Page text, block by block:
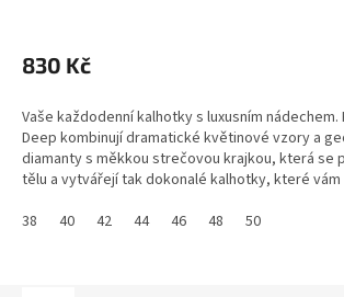
830 Kč
Vaše každodenní kalhotky s luxusním nádechem.
Deep kombinují dramatické květinové vzory a
diamanty s měkkou strečovou krajkou, která se
tělu a vytvářejí tak dokonalé kalhotky, které
38
40 42 44 46 48 50